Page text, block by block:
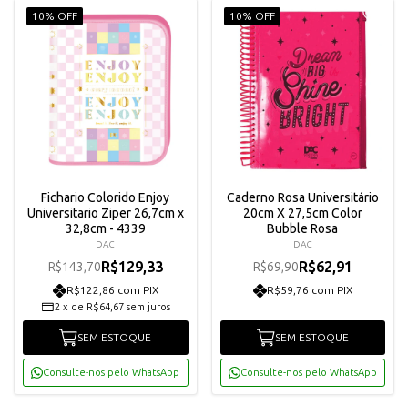
10% OFF
Fichario Colorido Enjoy
Universitario Ziper 26,7cm x
32,8cm - 4339
DAC
R$143,70R$129,33
R$122,86 com PIX
2 x de R$64,67 sem juros
SEM ESTOQUE
Consulte-nos pelo WhatsApp
10% OFF
Caderno Rosa Universitário
20cm X 27,5cm Color
Bubble Rosa
DAC
R$69,90R$62,91
R$59,76 com PIX
SEM ESTOQUE
Consulte-nos pelo WhatsApp